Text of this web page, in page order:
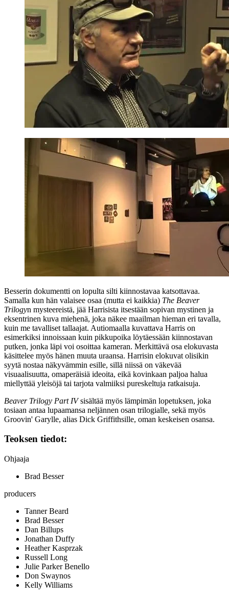
Besserin dokumentti on lopulta silti kiinnostavaa katsottavaa.
Samalla kun hän valaisee osaa (mutta ei kaikkia) The Beaver
Trilogyn mysteereistä, jää Harrisista itsestään sopivan mystinen ja
eksentrinen kuva miehenä, joka näkee maailman hieman eri tavalla,
kuin me tavalliset tallaajat. Autiomaalla kuvattava Harris on
esimerkiksi innoissaan kuin pikkupoika löytäessään kiinnostavan
putken, jonka läpi voi osoittaa kameran. Merkittävä osa elokuvasta
käsittelee myös hänen muuta uraansa. Harrisin elokuvat olisikin
syytä nostaa näkyvämmin esille, sillä niissä on väkevää
visuaalisuutta, omaperäisiä ideoita, eikä kovinkaan paljoa halua
miellyttää yleisöjä tai tarjota valmiiksi pureskeltuja ratkaisuja.
Beaver Trilogy Part IVsisältää myös lämpimän lopetuksen, joka
tosiaan antaa lupaamansa neljännen osan trilogialle, sekä myös
Groovin' Garylle, alias Dick Griffithsille, oman keskeisen osansa.
Teoksen tiedot:
Ohjaaja
Brad Besser
producers
Tanner Beard
Brad Besser
Dan Billups
Jonathan Duffy
Heather Kasprzak
Russell Long
Julie Parker Benello
Don Swaynos
Kelly Williams